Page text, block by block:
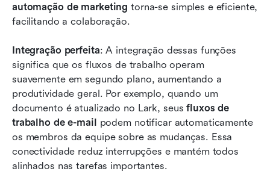
automação de marketing torna-se simples e eficiente,
facilitando a colaboração.
Integração perfeita: A integração dessas funções
significa que os fluxos de trabalho operam
suavemente em segundo plano, aumentando a
produtividade geral. Por exemplo, quando um
documento é atualizado no Lark, seus fluxos de
trabalho de e-mail podem notificar automaticamente
os membros da equipe sobre as mudanças. Essa
conectividade reduz interrupções e mantém todos
alinhados nas tarefas importantes.